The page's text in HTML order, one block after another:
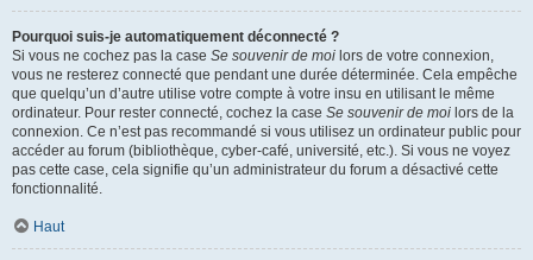
Pourquoi suis-je automatiquement déconnecté ?
Si vous ne cochez pas la case Se souvenir de moi lors de votre connexion,
vous ne resterez connecté que pendant une durée déterminée. Cela empêche
que quelqu’un d’autre utilise votre compte à votre insu en utilisant le même
ordinateur. Pour rester connecté, cochez la case Se souvenir de moi lors de la
connexion. Ce n’est pas recommandé si vous utilisez un ordinateur public pour
accéder au forum (bibliothèque, cyber-café, université, etc.). Si vous ne voyez
pas cette case, cela signifie qu’un administrateur du forum a désactivé cette
fonctionnalité.
Haut